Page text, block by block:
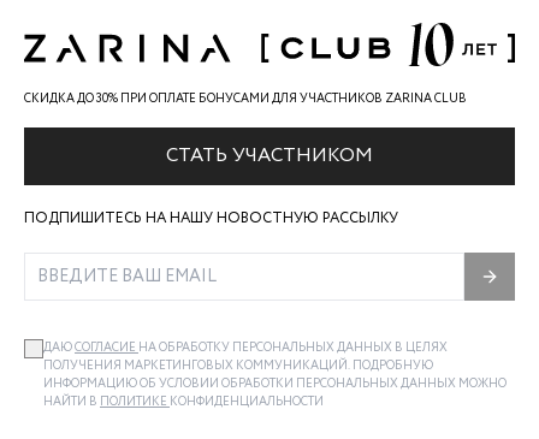
СКИДКА ДО 30% ПРИ ОПЛАТЕ БОНУСАМИ ДЛЯ УЧАСТНИКОВ ZARINA CLUB
СТАТЬ УЧАСТНИКОМ
ПОДПИШИТЕСЬ НА НАШУ НОВОСТНУЮ РАССЫЛКУ
ДАЮСОГЛАСИЕ НА ОБРАБОТКУ ПЕРСОНАЛЬНЫХ ДАННЫХ В ЦЕЛЯХ
ПОЛУЧЕНИЯ МАРКЕТИНГОВЫХ КОММУНИКАЦИЙ. ПОДРОБНУЮ
ИНФОРМАЦИЮ ОБ УСЛОВИИ ОБРАБОТКИ ПЕРСОНАЛЬНЫХ ДАННЫХ МОЖНО
НАЙТИ В ПОЛИТИКЕ КОНФИДЕНЦИАЛЬНОСТИ